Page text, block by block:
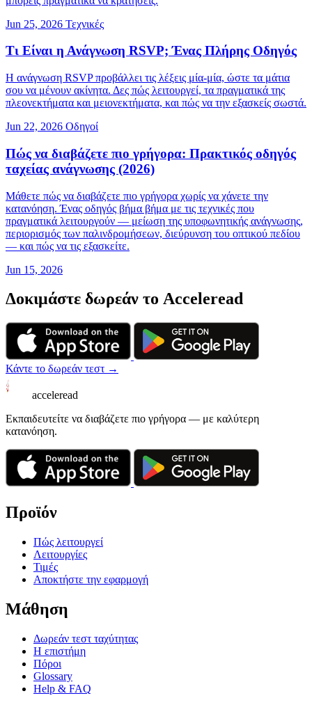
Jun 25, 2026 Τεχνικές
Τι Είναι η Ανάγνωση RSVP; Ένας Πλήρης Οδηγός
Η ανάγνωση RSVP προβάλλει τις λέξεις μία-μία, ώστε τα μάτια
σου να μένουν ακίνητα. Δες πώς λειτουργεί, τα πραγματικά της
πλεονεκτήματα και μειονεκτήματα, και πώς να την εξασκείς σωστά.
Jun 22, 2026 Οδηγοί
Πώς να διαβάζετε πιο γρήγορα: Πρακτικός οδηγός
ταχείας ανάγνωσης (2026)
Μάθετε πώς να διαβάζετε πιο γρήγορα χωρίς να χάνετε την
κατανόηση. Ένας οδηγός βήμα βήμα με τις τεχνικές που
πραγματικά λειτουργούν — μείωση της υποφωνητικής ανάγνωσης,
περιορισμός των παλινδρομήσεων, διεύρυνση του οπτικού πεδίου
— και πώς να τις εξασκείτε.
Jun 15, 2026
Δοκιμάστε δωρεάν το Acceleread
Κάντε το δωρεάν τεστ →
acceleread
Εκπαιδευτείτε να διαβάζετε πιο γρήγορα — με καλύτερη
κατανόηση.
Προϊόν
Πώς λειτουργεί
Λειτουργίες
Τιμές
Αποκτήστε την εφαρμογή
Μάθηση
Δωρεάν τεστ ταχύτητας
Η επιστήμη
Πόροι
Glossary
Help & FAQ